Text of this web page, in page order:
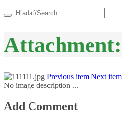
Attachment:
Previous item Next item
No image description ...
Add Comment